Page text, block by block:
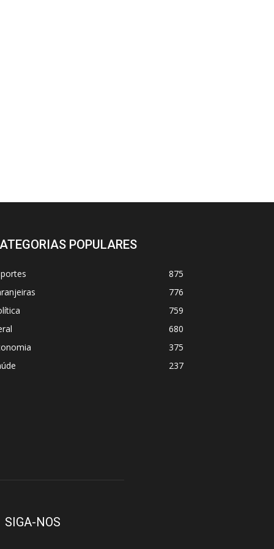
POPULARES
875
776
759
680
375
237
SIGA-NOS